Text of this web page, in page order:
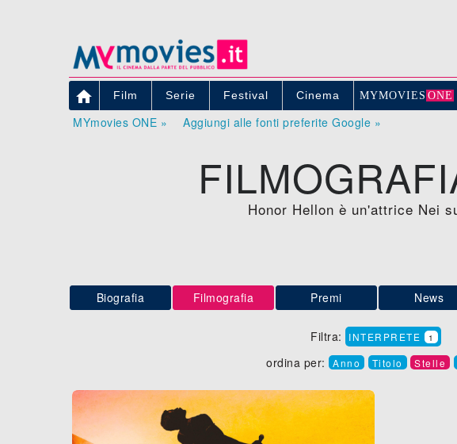
 Film Serie Festival Cinema MYMOVIE S ONE
MYmovies ONE » Aggiungi alle fonti preferite Google »
Honor Hellon è un'attrice Nei
Biografia Filmografia Premi News
Filtra: INTERPRETE 1
ordina per: Anno Titolo Stelle